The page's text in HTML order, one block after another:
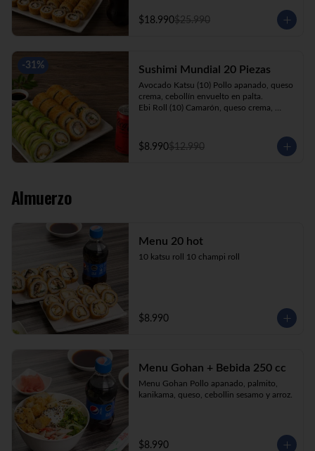
crema, cebollín, envuelto en sésamo.
Katsu Roll (10) Pollo apanado, queso
Kani Maki (10) Kanikama, palta, envuelto
en nori.
+ Bebida 1.5lt.
$18.990$25.990
-31% Sushimi Mundial 20 Piezas
Avocado Katsu (10) Pollo apanado, queso
crema, cebollín envuelto en palta.
Ebi Roll (10) Camarón, queso crema,
$8.990$12.990
Almuerzo
Menu 20 hot
10 katsu roll 10 champi roll
$8.990
Menu Gohan + Bebida 250 cc
Menu Gohan Pollo apanado, palmito,
kanikama, queso, cebollin sesamo y arroz.
$8.990